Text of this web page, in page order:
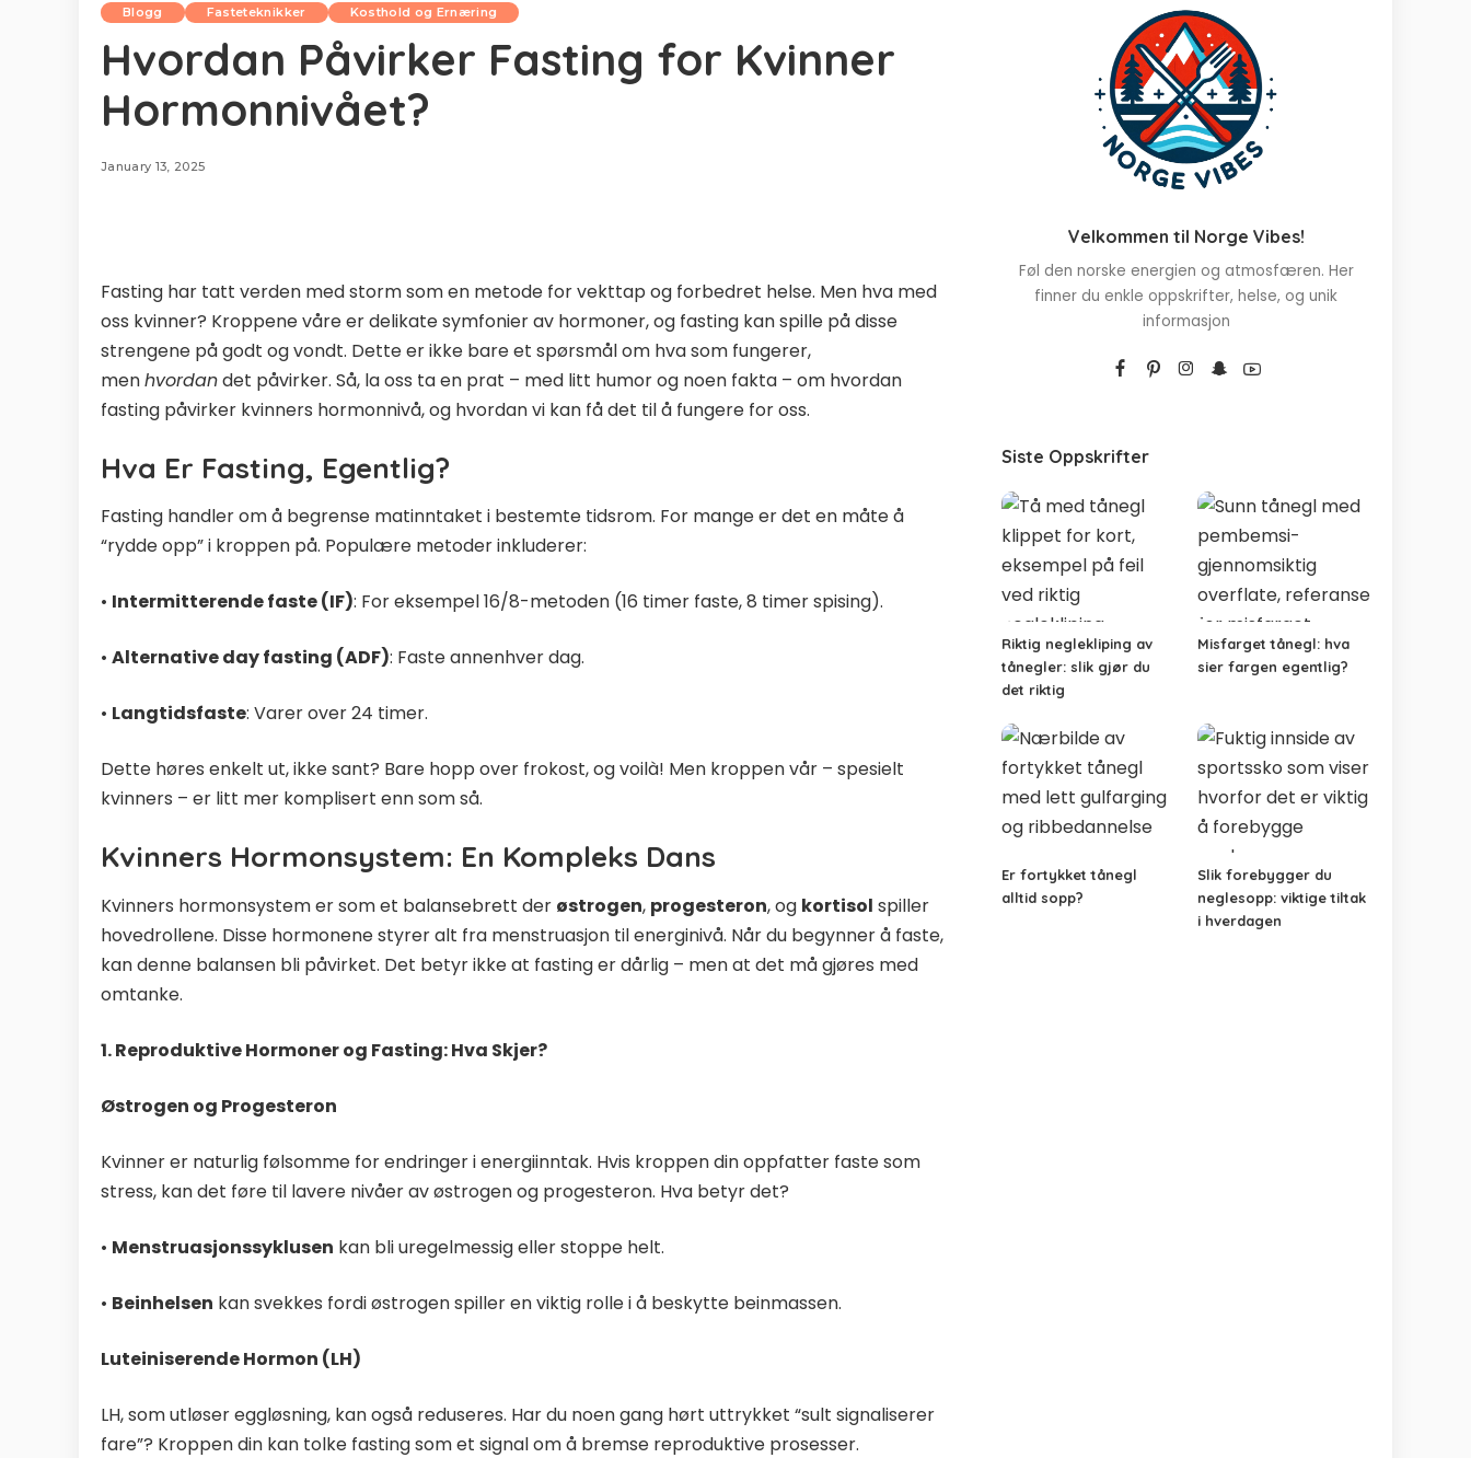
Blogg Fasteteknikker Kosthold og Ernæring
Hvordan Påvirker Fasting for Kvinner
Hormonnivået?
January 13, 2025
Fasting har tatt verden med storm som en metode for vekttap og forbedret helse. Men hva med
oss kvinner? Kroppene våre er delikate symfonier av hormoner, og fasting kan spille på disse
strengene på godt og vondt. Dette er ikke bare et spørsmål om hva som fungerer,
menhvordandet påvirker. Så, la oss ta en prat – med litt humor og noen fakta – om hvordan
fasting påvirker kvinners hormonnivå, og hvordan vi kan få det til å fungere for oss.
Hva Er Fasting, Egentlig?
Fasting handler om å begrense matinntaket i bestemte tidsrom. For mange er det en måte å
“rydde opp” i kroppen på. Populære metoder inkluderer:
• Intermitterende faste (IF): For eksempel 16/8-metoden (16 timer faste, 8 timer spising).
• Alternative day fasting (ADF): Faste annenhver dag.
• Langtidsfaste: Varer over 24 timer.
Dette høres enkelt ut, ikke sant? Bare hopp over frokost, og voilà! Men kroppen vår – spesielt
kvinners – er litt mer komplisert enn som så.
Kvinners Hormonsystem: En Kompleks Dans
Kvinners hormonsystem er som et balansebrett der østrogen, progesteron, og kortisol spiller
hovedrollene. Disse hormonene styrer alt fra menstruasjon til energinivå. Når du begynner å faste,
kan denne balansen bli påvirket. Det betyr ikke at fasting er dårlig – men at det må gjøres med
omtanke.
1. Reproduktive Hormoner og Fasting: Hva Skjer?
Østrogen og Progesteron
Kvinner er naturlig følsomme for endringer i energiinntak. Hvis kroppen din oppfatter faste som
stress, kan det føre til lavere nivåer av østrogen og progesteron. Hva betyr det?
• Menstruasjonssyklusen kan bli uregelmessig eller stoppe helt.
• Beinhelsen kan svekkes fordi østrogen spiller en viktig rolle i å beskytte beinmassen.
Luteiniserende Hormon (LH)
LH, som utløser eggløsning, kan også reduseres. Har du noen gang hørt uttrykket “sult signaliserer
fare”? Kroppen din kan tolke fasting som et signal om å bremse reproduktive prosesser.
Velkommen til Norge Vibes!
Føl den norske energien og atmosfæren. Her
finner du enkle oppskrifter, helse, og unik
informasjon
Siste Oppskrifter
Riktig neglekliping av
tånegler: slik gjør du
det riktig
Misfarget tånegl: hva
sier fargen egentlig?
Er fortykket tånegl
alltid sopp?
Slik forebygger du
neglesopp: viktige tiltak
i hverdagen